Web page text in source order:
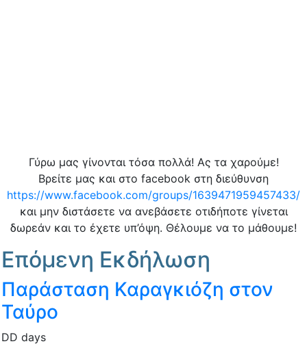
Γύρω μας γίνονται τόσα πολλά! Ας τα χαρούμε!
Βρείτε μας και στο facebook στη διεύθυνση
https://www.facebook.com/groups/1639471959457433/
και μην διστάσετε να ανεβάσετε οτιδήποτε γίνεται
δωρεάν και το έχετε υπ’όψη. Θέλουμε να το μάθουμε!
Επόμενη Εκδήλωση
Παράσταση Καραγκιόζη στον
Ταύρο
DD days